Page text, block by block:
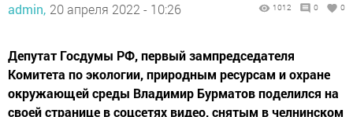
admin, 20 апреля 2022 - 10:26 1012 0 0
Депутат Госдумы РФ, первый зампредседателя
Комитета по экологии, природным ресурсам и охране
окружающей среды Владимир Бурматов поделился на
своей странице в соцсетях видео, снятым в челнинском